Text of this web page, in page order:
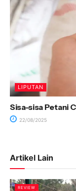
LIPUTAN
Sisa-sisa Petani
22/08/2025
Artikel Lain
REVIEW